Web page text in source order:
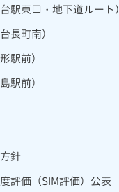
駅東口・地下道ルート）
長町南）
駅前）
駅前）
針
評価（SIM評価）公表